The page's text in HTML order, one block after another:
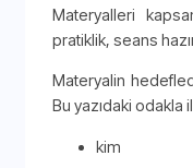
Materyalleri
pratiklik, seans
Materyalin
Bu yazıdaki odakla
kim